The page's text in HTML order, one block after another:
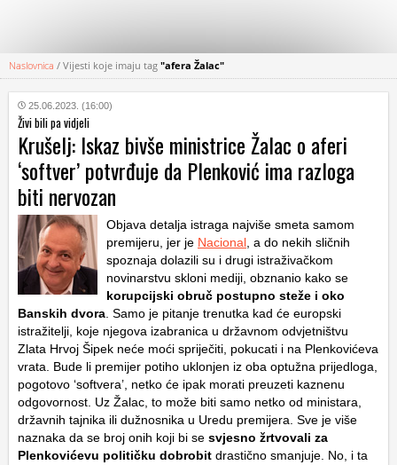
KATEGORIJE
HRVATSKI
WEB
Naslovnica / Vijesti koje imaju tag "afera Žalac"
25.06.2023. (16:00)
Živi bili pa vidjeli
Krušelj: Iskaz bivše ministrice Žalac o aferi
‘softver’ potvrđuje da Plenković ima razloga
biti nervozan
Objava detalja istraga najviše smeta samom
premijeru, jer je Nacional , a do nekih sličnih
spoznaja dolazili su i drugi istraživačkom
novinarstvu skloni mediji, obznanio kako se
korupcijski obruč postupno steže i oko
Banskih dvora . Samo je pitanje trenutka kad će europski
istražitelji, koje njegova izabranica u državnom odvjetništvu
Zlata Hrvoj Šipek neće moći spriječiti, pokucati i na Plenkovićeva
vrata. Bude li premijer potiho uklonjen iz oba optužna prijedloga,
pogotovo ‘softvera’, netko će ipak morati preuzeti kaznenu
odgovornost. Uz Žalac, to može biti samo netko od ministara,
državnih tajnika ili dužnosnika u Uredu premijera. Sve je više
naznaka da se broj onih koji bi se svjesno žrtvovali za
Plenkovićevu političku dobrobit drastično smanjuje. No, i ta